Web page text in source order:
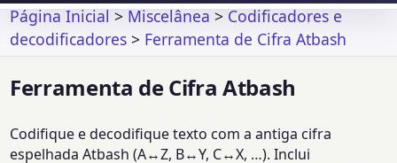
Página Inicial>Miscelânea>Codificadores e
decodificadores > Ferramenta de Cifra Atbash
Ferramenta de Cifra Atbash
Codifique e decodifique texto com a antiga cifra
espelhada Atbash (A↔Z, B↔Y, C↔X, …). Inclui